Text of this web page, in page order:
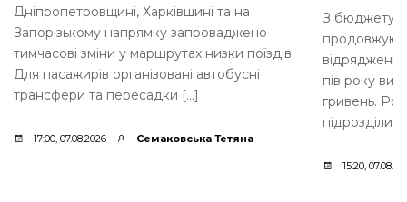
Дніпропетровщині, Харківщині та на
Запорізькому напрямку запроваджено
тимчасові зміни у маршрутах низки поїздів.
Для пасажирів організовані автобусні
трансфери та пересадки […]
17:00, 07.08.2026 Семаковська Тетяна
З бюджету
пів року
гривень.
підрозділи
15:20,